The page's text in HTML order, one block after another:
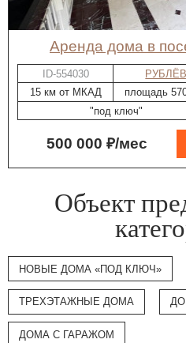
Аренда дома в
ID-554030
15 км от МКАД
площадь
"под ключ"
500 000 ₽/мес
Объект
НОВЫЕ ДОМА «ПОД КЛЮЧ»
ТРЕХЭТАЖНЫЕ ДОМА
ДОМА С ГАРАЖОМ